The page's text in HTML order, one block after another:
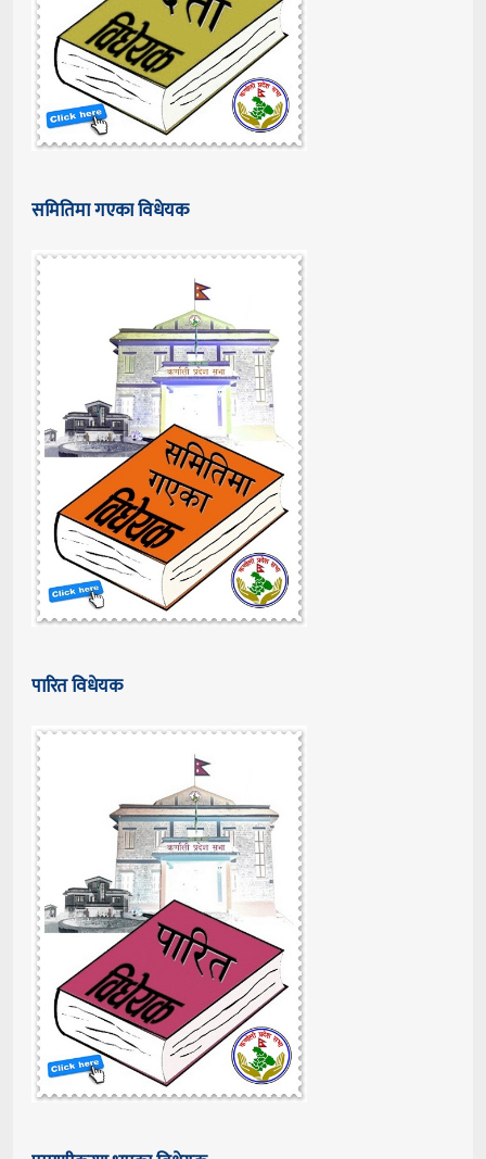
समितिमा गएका विधेयक
पारित विधेयक